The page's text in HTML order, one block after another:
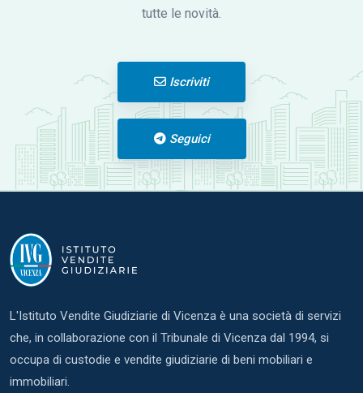
tutte le novità.
Iscriviti
Seguici
L'Istituto Vendite Giudiziarie di Vicenza è una società di servizi
che, in collaborazione con il Tribunale di Vicenza dal 1994, si
occupa di custodie e vendite giudiziarie di beni mobiliari e
immobiliari.